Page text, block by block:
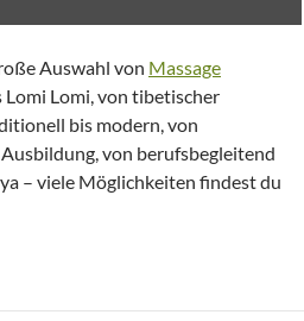
Auswahl von Massage
Lomi Lomi, von tibetischer
bis modern, von
von berufsbegleitend
– viele Möglichkeiten findest du